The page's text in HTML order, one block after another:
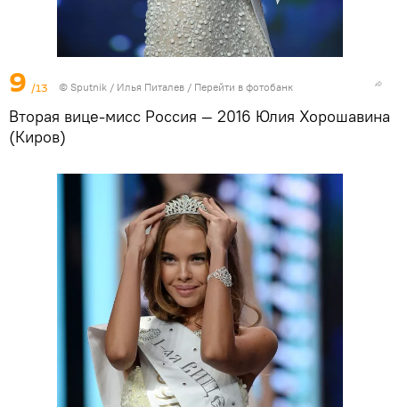
9 /13 © Sputnik / Илья Питалев / Перейти в фотобанк
Вторая вице-мисс Россия — 2016 Юлия Хорошавина
(Киров)